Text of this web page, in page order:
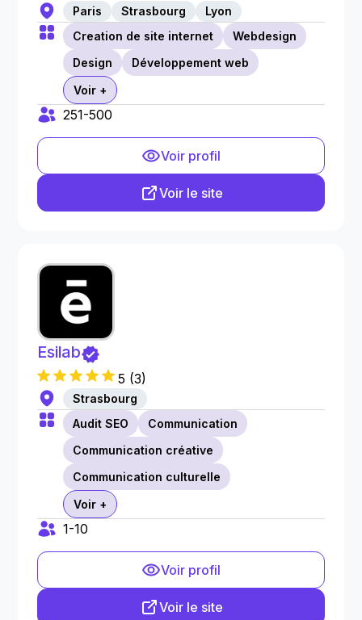
Paris Strasbourg
Lyon
Creation de site internet
Webdesign
Design
Développement web
Voir +
251-500
Voir profil
Voir le site
Esilab
5 (3)
Strasbourg
Audit SEO
Communication
Communication créative
Communication culturelle
Voir +
1-10
Voir profil
Voir le site